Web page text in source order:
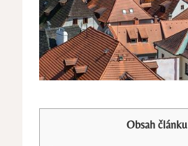
Obsah článku